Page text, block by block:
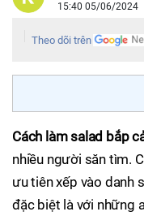
15:40 05/06/2024
Theo dõi trên
Cách làm salad bắp
nhiều người săn tìm.
ưu tiên xếp vào danh
đặc biệt là với những